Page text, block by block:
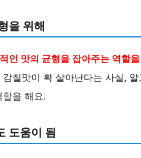
을 위해
인 맛의 균형을 잡아주는 역할
감칠맛이 확 살아난다는 사실,
을 해요.
도움이 됨